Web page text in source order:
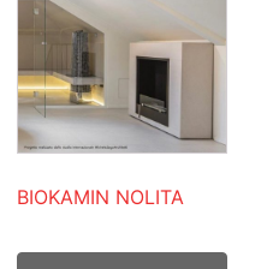
BIOKAMIN NOLITA